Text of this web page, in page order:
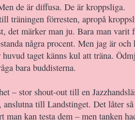
de är diffusa. De är kroppsliga.
träningen förresten, apropå
det märker man ju. Bara man varit
några procent. Men jag är
huvud taget känns kul att träna.
bara buddisterna.
– stor shout-out till en
anslutna till Landstinget. Det låter
man kan testa dem – men tanken